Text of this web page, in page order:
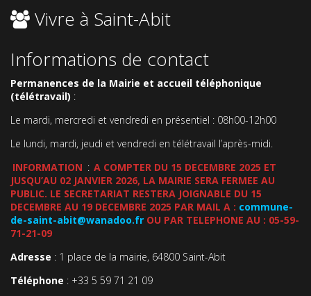
Vivre à Saint-Abit
Informations de contact
Permanences de la Mairie et accueil téléphonique
(télétravail) :
Le mardi, mercredi et vendredi en présentiel : 08h00-12h00
Le lundi, mardi, jeudi et vendredi en télétravail l’après-midi.
INFORMATION : A COMPTER DU 15 DECEMBRE 2025 ET
JUSQU’AU 02 JANVIER 2026, LA MAIRIE SERA FERMEE AU
PUBLIC. LE SECRETARIAT RESTERA JOIGNABLE DU 15
DECEMBRE AU 19 DECEMBRE 2025 PAR MAIL A : commune-
de-saint-abit@wanadoo.fr OU PAR TELEPHONE AU : 05-59-
71-21-09
Adresse : 1 place de la mairie, 64800 Saint-Abit
Téléphone : +33 5 59 71 21 09